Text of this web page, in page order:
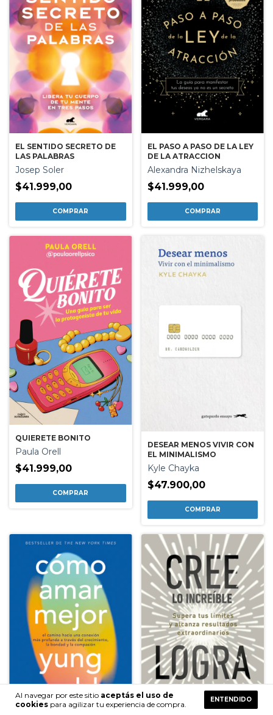
Al navegar por este sitio aceptás el uso de
cookies para agilizar tu experiencia de compra.
ENTENDIDO
EL SENTIDO SECRETO DE
LAS PALABRAS
Josep Soler
$41.999,00
EL PASO A PASO DE LA LEY
DE LA ATRACCION
Alexandra Nizhelskaya
$41.999,00
QUIERETE BONITO
Paula Orell
$41.999,00
DESEAR MENOS VIVIR CON
EL MINIMALISMO
Kyle Chayka
$47.900,00